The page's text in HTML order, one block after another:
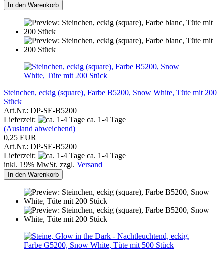
In den Warenkorb
Steinchen, eckig (square), Farbe B5200, Snow White, Tüte mit 200
Stück
Art.Nr.: DP-SE-B5200
Lieferzeit:
ca. 1-4 Tage
(Ausland abweichend)
0,25 EUR
Art.Nr.: DP-SE-B5200
Lieferzeit:
ca. 1-4 Tage
inkl. 19% MwSt. zzgl. Versand
In den Warenkorb